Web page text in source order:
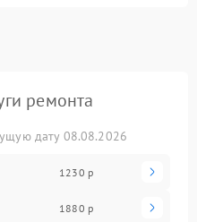
ремонта
дату 08.08.2026
1230 р
1880 р